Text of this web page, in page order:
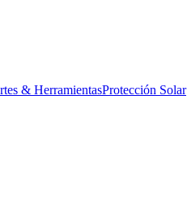
& HerramientasProtección Solar